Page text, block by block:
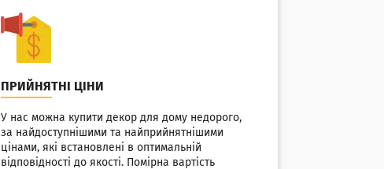
ПРИЙНЯТНІ ЦІНИ
У нас можна купити декор для дому недорого,
за найдоступнішими та найприйнятнішими
цінами, які встановлені в оптимальній
відповідності до якості. Помірна вартість